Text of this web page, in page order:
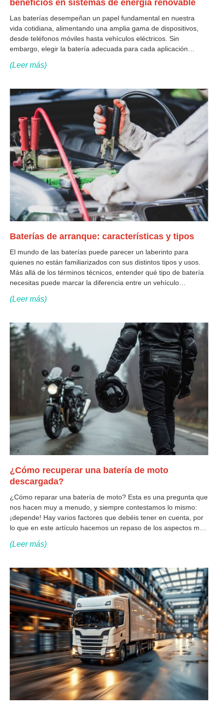
beneficios en sistemas de energía renovable
Las baterías desempeñan un papel fundamental en nuestra
vida cotidiana, alimentando una amplia gama de dispositivos,
desde teléfonos móviles hasta vehículos eléctricos. Sin
embargo, elegir la batería adecuada para cada aplicación
disponibles en el mercado. En este artículo profundizamos en
(Leer más)
Baterías de arranque: características y tipos
El mundo de las baterías puede parecer un laberinto para
quienes no están familiarizados con sus distintos tipos y usos.
Más allá de los términos técnicos, entender qué tipo de batería
necesitas puede marcar la diferencia entre un vehículo
diversas categorías,
(Leer más)
¿Cómo recuperar una batería de moto
descargada?
¿Cómo reparar una batería de moto? Esta es una pregunta que
nos hacen muy a menudo, y siempre contestamos lo mismo:
¡depende! Hay varios factores que debéis tener en cuenta, por
lo que en este artículo hacemos un repaso de los aspectos más
(Leer más)